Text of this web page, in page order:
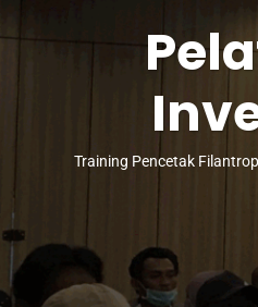
Training Pencetak